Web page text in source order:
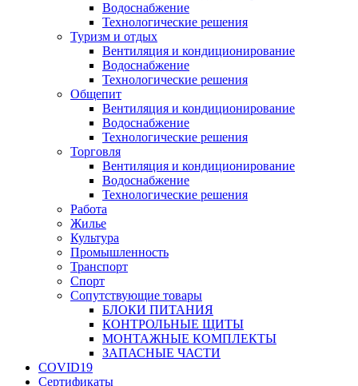
Водоснабжение
Технологические решения
Туризм и отдых
Вентиляция и кондиционирование
Водоснабжение
Технологические решения
Общепит
Вентиляция и кондиционирование
Водоснабжение
Технологические решения
Торговля
Вентиляция и кондиционирование
Водоснабжение
Технологические решения
Работа
Жилье
Культура
Промышленность
Транспорт
Спорт
Сопутствующие товары
БЛОКИ ПИТАНИЯ
КОНТРОЛЬНЫЕ ЩИТЫ
МОНТАЖНЫЕ КОМПЛЕКТЫ
ЗАПАСНЫЕ ЧАСТИ
COVID19
Сертификаты